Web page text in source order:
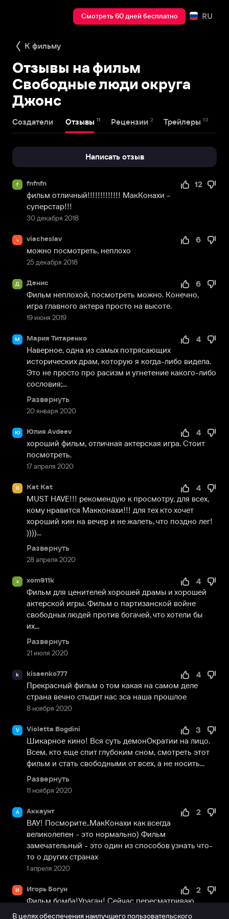
Смотреть 60 дней бесплатно RU
К фильму
Отзывы на фильм
Свободные люди округа
Джонс
Создатели Отзывы 11 Рецензии 2 Трейлеры 13
Написать отзыв
f fnfnfn
30 декабря 2018
12
фильм отличный!!!!!!!!!!!!! МакКонахи -
суперстар!!!
v viacheslav
25 декабря 2018
6
можно посмотреть, неплохо
Д Денис
19 июня 2019
6
Фильм неплохой, посмотреть можно. Конечно,
игра главного актера просто на высоте.
М Мария Титаренко
20 января 2020
4
Наверное, одна из самых потрясающих
исторических драм, которую я когда-либо видела.
Это не просто про расизм и угнетение какого-либо
сословия;...
Развернуть
Ю Юлия Avdeev
17 апреля 2020
4
хороший фильм, отличная актерская игра. Стоит
посмотреть.
K Kat Kat
28 апреля 2020
4
MUST HAVE!!! рекомендую к просмотру, для всех,
кому нравится Макконахи!!! для тех кто хочет
хороший кин на вечер и не жалеть, что поздно лег!
))))...
Развернуть
x xom911k
21 июля 2020
4
Фильм для ценителей хорошей драмы и хорошей
актерской игры. Фильм о партизанской войне
свободных людей против богачей, что хотели бы
их...
Развернуть
k kisaenko777
8 ноября 2020
4
Прекрасный фильм о том какая на самом деле
страна вечно стыдит нас зса наша прошлое
V Violetta Bogdini
11 ноября 2020
3
Шикарное кино! Вся суть демонОкратии на лицо.
Всем, кто еще спит глубоким сном, смотреть этот
фильм и стать свободными от всех, а не носить...
Развернуть
А Аккаунт
1 апреля 2020
2
ВАУ! Посморите..МакКонахи как всегда
великолепен - это нормально) Фильм
замечательный - это один из способов узнать что-
то о других странах
И Игорь Богун
2
Фильм бомба!Ураган! Сейчас пересматриваю
второй раз и осознал, что здесь нет пустого
В целях обеспечения наилучшего пользовательского